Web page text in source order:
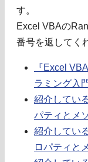
す。
Excel VBAの
番号を返してく
『Excel
ラミング入
紹介してい
パティとメ
紹介してい
ロパティと